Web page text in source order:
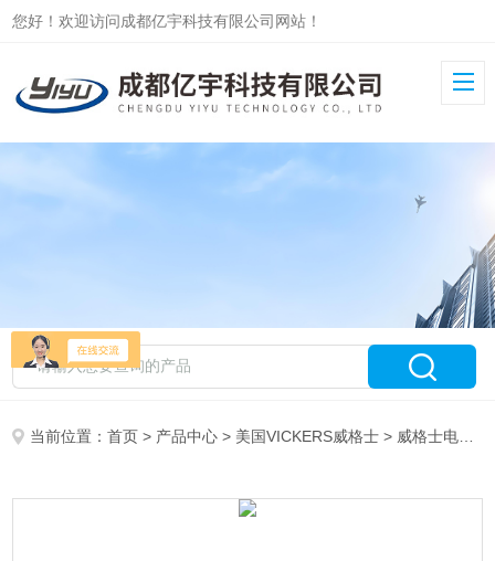
您好！欢迎访问成都亿宇科技有限公司网站！
当前位置：首页 > 产品中心 > 美国VICKERS威格士 > 威格士电磁阀